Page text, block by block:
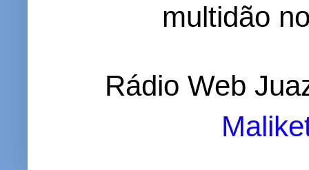
multidão
Rádio Web